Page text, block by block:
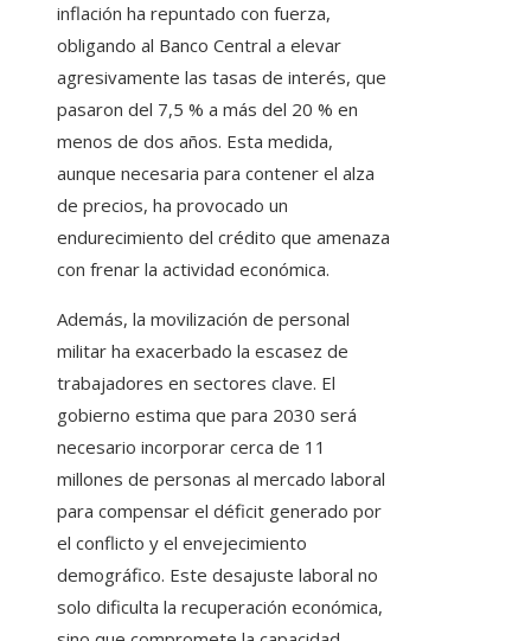
inflación ha repuntado con fuerza,
obligando al Banco Central a elevar
agresivamente las tasas de interés, que
pasaron del 7,5 % a más del 20 % en
menos de dos años. Esta medida,
aunque necesaria para contener el alza
de precios, ha provocado un
endurecimiento del crédito que amenaza
con frenar la actividad económica.
Además, la movilización de personal
militar ha exacerbado la escasez de
trabajadores en sectores clave. El
gobierno estima que para 2030 será
necesario incorporar cerca de 11
millones de personas al mercado laboral
para compensar el déficit generado por
el conflicto y el envejecimiento
demográfico. Este desajuste laboral no
solo dificulta la recuperación económica,